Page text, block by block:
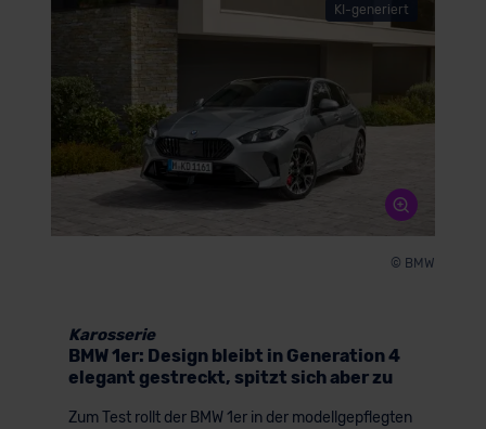
KI-generiert
© BMW
Karosserie
BMW 1er: Design bleibt in Generation 4
elegant gestreckt, spitzt sich aber zu
Zum Test rollt der BMW 1er in der modellgepflegten